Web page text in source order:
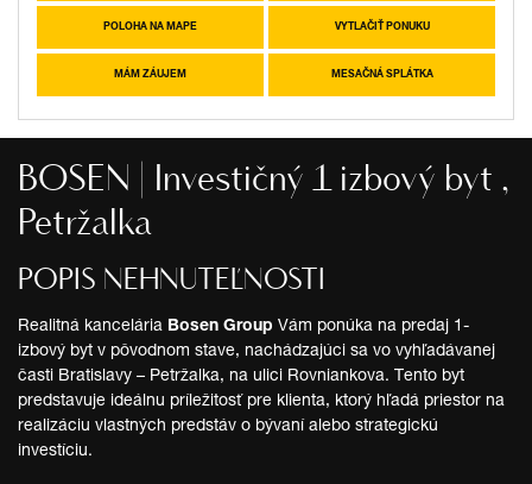
POLOHA NA MAPE VYTLAČIŤ PONUKU
MÁM ZÁUJEM MESAČNÁ SPLÁTKA
BOSEN | Investičný 1 izbový byt ,
Petržalka
POPIS NEHNUTEĽNOSTI
Realitná kancelária Bosen Group Vám ponúka na predaj 1-
izbový byt v pôvodnom stave, nachádzajúci sa vo vyhľadávanej
časti Bratislavy – Petržalka, na ulici Rovniankova. Tento byt
predstavuje ideálnu príležitosť pre klienta, ktorý hľadá priestor na
realizáciu vlastných predstáv o bývaní alebo strategickú
investíciu.